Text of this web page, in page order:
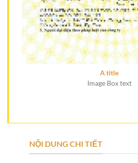
A title
Image Box text
NỘI DUNG CHI TIẾT